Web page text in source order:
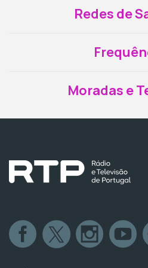
Redes de
Moradas e